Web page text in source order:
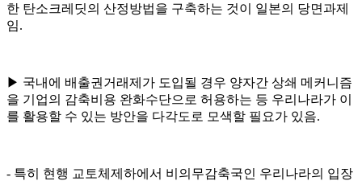
한 탄소크레딧의 산정방법을 구축하는 것이 일본의 당면과제
임.
▶ 국내에 배출권거래제가 도입될 경우 양자간 상쇄 메커니즘
을 기업의 감축비용 완화수단으로 허용하는 등 우리나라가 이
를 활용할 수 있는 방안을 다각도로 모색할 필요가 있음.
- 특히 현행 교토체제하에서 비의무감축국인 우리나라의 입장